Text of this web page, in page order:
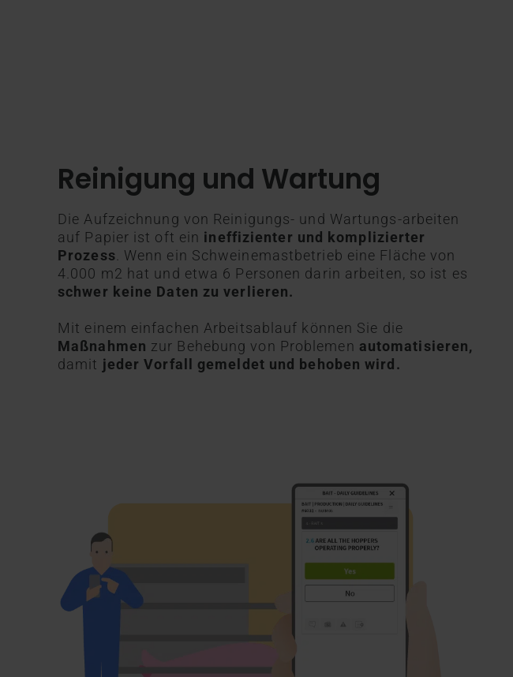
Reinigung und Wartung
Die Aufzeichnung von Reinigungs- und Wartungs-arbeiten
auf Papier ist oft ein ineffizienter und komplizierter
Prozess . Wenn ein Schweinemastbetrieb eine Fläche von
4.000 m2 hat und etwa 6 Personen darin arbeiten, so ist es
schwer keine Daten zu verlieren.
Mit einem einfachen Arbeitsablauf können Sie die
Maßnahmen zur Behebung von Problemen automatisieren,
damit jeder Vorfall gemeldet und behoben wird.